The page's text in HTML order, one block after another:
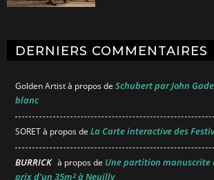
DERNIERS COMMENTAIRES
Golden Artistà propos de Schubert par John
blanc
SORETà propos de La Carte interactive des
BURRICK à propos de Une partition manuscrite
prix d’un 35m² à Neuilly